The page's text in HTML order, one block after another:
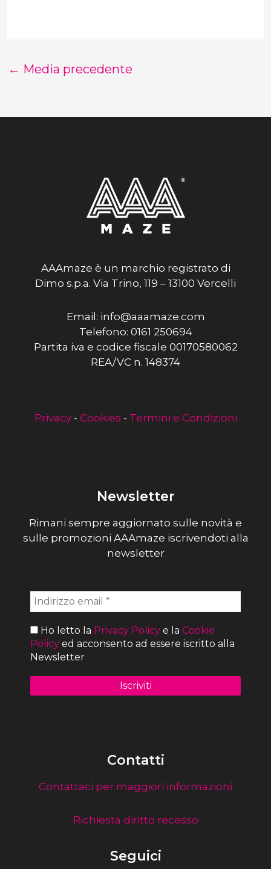
← Media precedente
AAAmaze è un marchio registrato di
Dimo s.p.a. Via Trino, 119 – 13100 Vercelli
Email: info@aaamaze.com
Telefono: 0161 250694
Partita iva e codice fiscale 00170580062
REA/VC n. 148374
Privacy- Cookies - Termini e Condizioni
Newsletter
Rimani sempre aggiornato sulle novità e
sulle promozioni AAAmaze iscrivendoti alla
newsletter
Ho letto la Privacy Policy e la Cookie
Policy ed acconsento ad essere iscritto alla
Newsletter
Contatti
Contattaci per maggiori informazioni
Richiesta diritto recesso
Seguici